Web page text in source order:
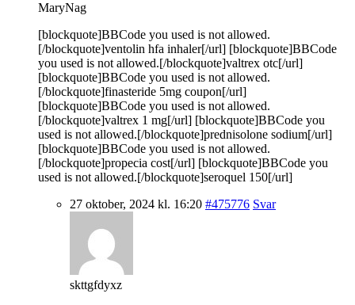
MaryNag
[blockquote]BBCode you used is not allowed.
[/blockquote]ventolin hfa inhaler[/url] [blockquote]BBCode
you used is not allowed.[/blockquote]valtrex otc[/url]
[blockquote]BBCode you used is not allowed.
[/blockquote]finasteride 5mg coupon[/url]
[blockquote]BBCode you used is not allowed.
[/blockquote]valtrex 1 mg[/url] [blockquote]BBCode you
used is not allowed.[/blockquote]prednisolone sodium[/url]
[blockquote]BBCode you used is not allowed.
[/blockquote]propecia cost[/url] [blockquote]BBCode you
used is not allowed.[/blockquote]seroquel 150[/url]
27 oktober, 2024 kl. 16:20 #475776 Svar
skttgfdyxz